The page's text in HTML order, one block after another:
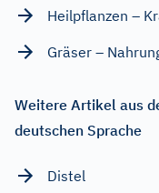
Heilpflanzen –
Gräser –
Weitere Artikel aus
deutschen Sprache
Distel